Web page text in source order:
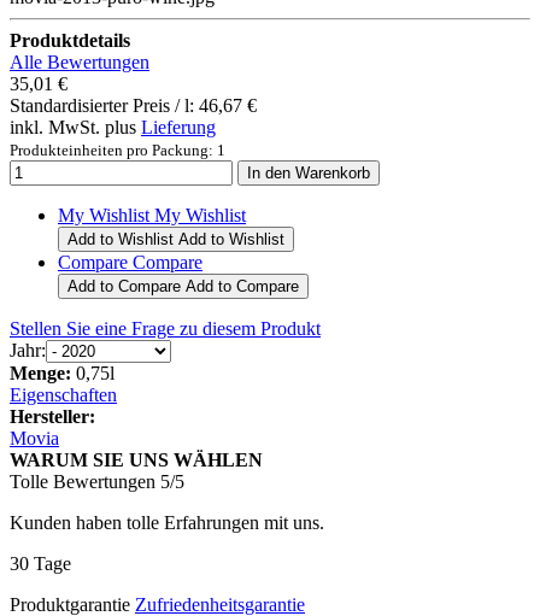
Produktdetails
Alle Bewertungen
35,01 €
Standardisierter Preis / l: 46,67 €
inkl. MwSt. plus Lieferung
Produkteinheiten pro Packung: 1
My Wishlist My Wishlist
Add to Wishlist Add to Wishlist
Compare Compare
Add to Compare Add to Compare
Stellen Sie eine Frage zu diesem Produkt
Jahr:
Menge: 0,75l
Eigenschaften
Hersteller:
Movia
WARUM SIE UNS WÄHLEN
Tolle Bewertungen 5/5
Kunden haben tolle Erfahrungen mit uns.
30 Tage
Produktgarantie Zufriedenheitsgarantie